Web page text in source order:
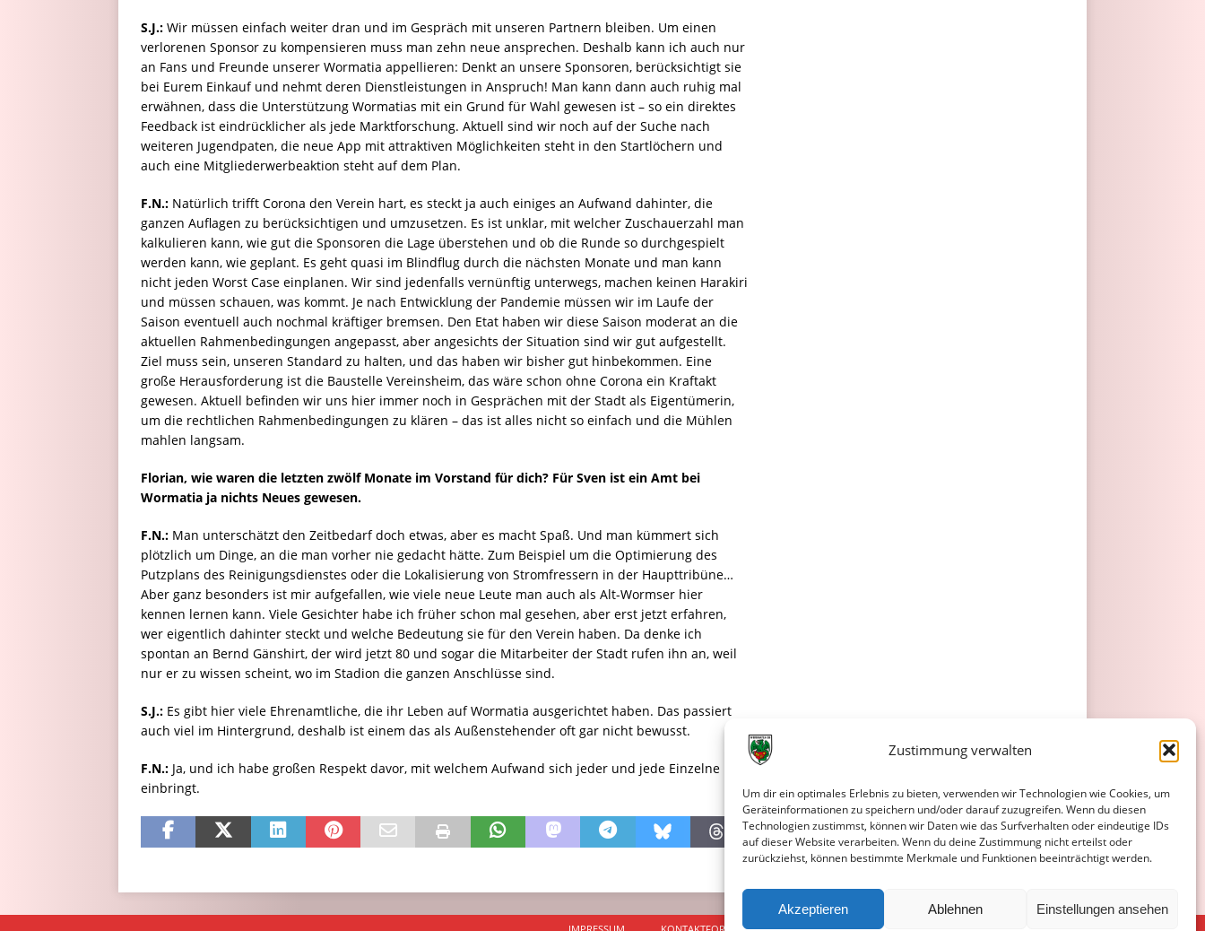
Zustimmung verwalten
Um dir ein optimales Erlebnis zu bieten, verwenden wir Technologien wie Cookies, um
Geräteinformationen zu speichern und/oder darauf zuzugreifen. Wenn du diesen
Technologien zustimmst, können wir Daten wie das Surfverhalten oder eindeutige IDs
auf dieser Website verarbeiten. Wenn du deine Zustimmung nicht erteilst oder
zurückziehst, können bestimmte Merkmale und Funktionen beeinträchtigt werden.
Akzeptieren Ablehnen Einstellungen ansehen
S.J.: Wir müssen einfach weiter dran und im Gespräch mit unseren Partnern bleiben. Um einen
verlorenen Sponsor zu kompensieren muss man zehn neue ansprechen. Deshalb kann ich auch nur
an Fans und Freunde unserer Wormatia appellieren: Denkt an unsere Sponsoren, berücksichtigt sie
bei Eurem Einkauf und nehmt deren Dienstleistungen in Anspruch! Man kann dann auch ruhig mal
erwähnen, dass die Unterstützung Wormatias mit ein Grund für Wahl gewesen ist – so ein direktes
Feedback ist eindrücklicher als jede Marktforschung. Aktuell sind wir noch auf der Suche nach
weiteren Jugendpaten, die neue App mit attraktiven Möglichkeiten steht in den Startlöchern und
auch eine Mitgliederwerbeaktion steht auf dem Plan.
F.N.: Natürlich trifft Corona den Verein hart, es steckt ja auch einiges an Aufwand dahinter, die
ganzen Auflagen zu berücksichtigen und umzusetzen. Es ist unklar, mit welcher Zuschauerzahl man
kalkulieren kann, wie gut die Sponsoren die Lage überstehen und ob die Runde so durchgespielt
werden kann, wie geplant. Es geht quasi im Blindflug durch die nächsten Monate und man kann
nicht jeden Worst Case einplanen. Wir sind jedenfalls vernünftig unterwegs, machen keinen Harakiri
und müssen schauen, was kommt. Je nach Entwicklung der Pandemie müssen wir im Laufe der
Saison eventuell auch nochmal kräftiger bremsen. Den Etat haben wir diese Saison moderat an die
aktuellen Rahmenbedingungen angepasst, aber angesichts der Situation sind wir gut aufgestellt.
Ziel muss sein, unseren Standard zu halten, und das haben wir bisher gut hinbekommen. Eine
große Herausforderung ist die Baustelle Vereinsheim, das wäre schon ohne Corona ein Kraftakt
gewesen. Aktuell befinden wir uns hier immer noch in Gesprächen mit der Stadt als Eigentümerin,
um die rechtlichen Rahmenbedingungen zu klären – das ist alles nicht so einfach und die Mühlen
mahlen langsam.
Florian, wie waren die letzten zwölf Monate im Vorstand für dich? Für Sven ist ein Amt bei
Wormatia ja nichts Neues gewesen.
F.N.: Man unterschätzt den Zeitbedarf doch etwas, aber es macht Spaß. Und man kümmert sich
plötzlich um Dinge, an die man vorher nie gedacht hätte. Zum Beispiel um die Optimierung des
Putzplans des Reinigungsdienstes oder die Lokalisierung von Stromfressern in der Haupttribüne…
Aber ganz besonders ist mir aufgefallen, wie viele neue Leute man auch als Alt-Wormser hier
kennen lernen kann. Viele Gesichter habe ich früher schon mal gesehen, aber erst jetzt erfahren,
wer eigentlich dahinter steckt und welche Bedeutung sie für den Verein haben. Da denke ich
spontan an Bernd Gänshirt, der wird jetzt 80 und sogar die Mitarbeiter der Stadt rufen ihn an, weil
nur er zu wissen scheint, wo im Stadion die ganzen Anschlüsse sind.
S.J.: Es gibt hier viele Ehrenamtliche, die ihr Leben auf Wormatia ausgerichtet haben. Das passiert
auch viel im Hintergrund, deshalb ist einem das als Außenstehender oft gar nicht bewusst.
F.N.: Ja, und ich habe großen Respekt davor, mit welchem Aufwand sich jeder und jede Einzelne hier
einbringt.